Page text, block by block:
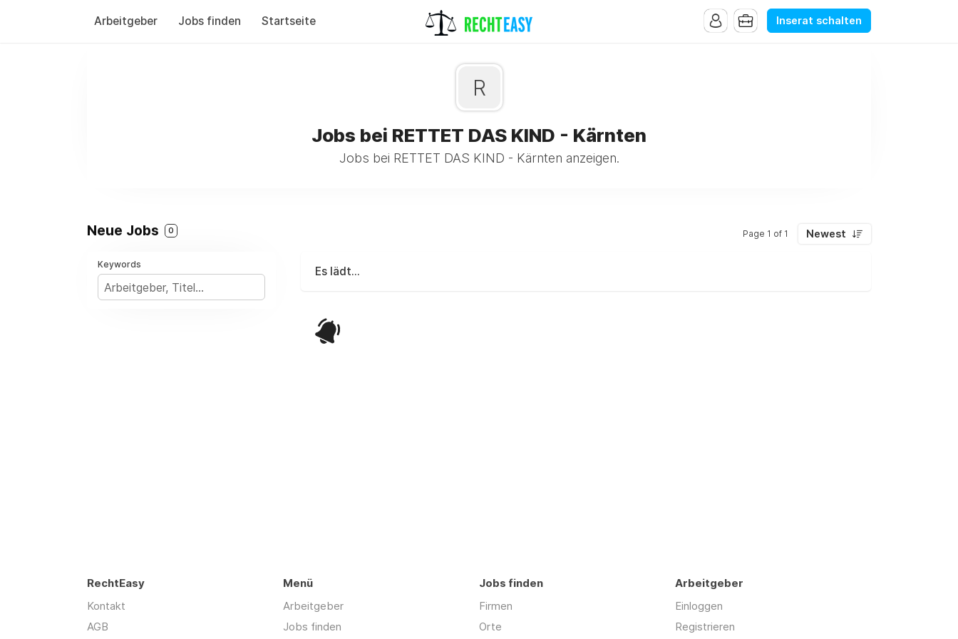
Arbeitgeber Jobs finden Startseite Inserat schalten
R
Jobs bei RETTET DAS KIND - Kärnten
Jobs bei RETTET DAS KIND - Kärnten anzeigen.
Neue Jobs 0 Page 1 of 1 Newest
Keywords
Es lädt...
RechtEasy
Kontakt
AGB
Menü
Arbeitgeber
Jobs finden
Jobs finden
Firmen
Orte
Arbeitgeber
Einloggen
Registrieren